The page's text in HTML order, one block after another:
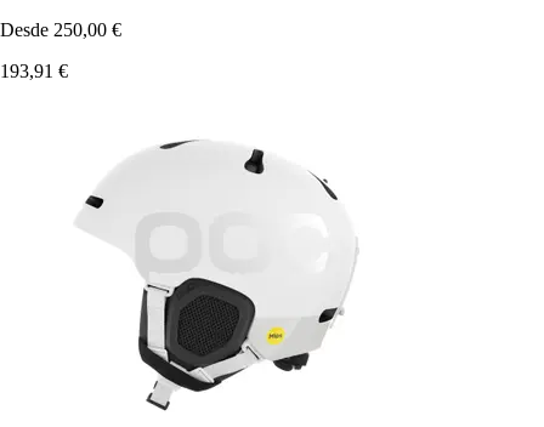
Desde 250,00 €
193,91 €